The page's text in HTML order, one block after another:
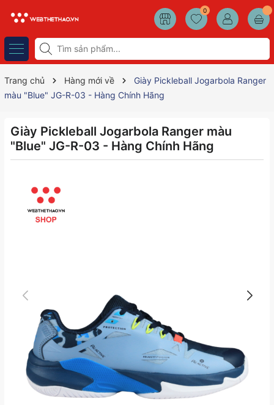
0
Trang chủ Hàng mới về
Giày Pickleball Jogarbola Ranger
màu "Blue" JG-R-03 - Hàng Chính Hãng
Giày Pickleball Jogarbola Ranger màu
"Blue" JG-R-03 - Hàng Chính Hãng